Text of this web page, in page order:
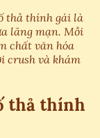
thả thính gái là
lãng mạn. Mỗi
chất văn hóa
crush và khám
thả thính